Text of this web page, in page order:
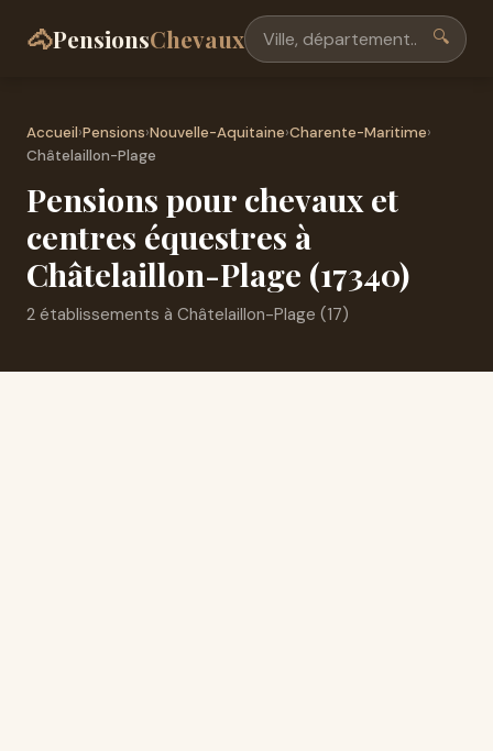
🐴PensionsChevaux 🔍
Accueil›Pensions›Nouvelle-Aquitaine›Charente-Maritime›
Châtelaillon-Plage
Pensions pour chevaux et
centres équestres à
Châtelaillon-Plage (17340)
2 établissements à Châtelaillon-Plage (17)